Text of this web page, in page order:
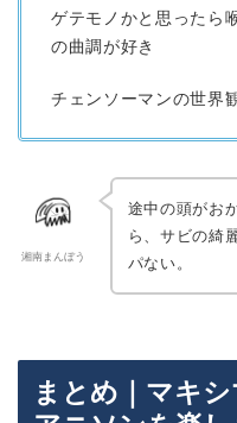
ゲテモノかと思ったら
の曲調が好き
チェンソーマンの世界
湘南まんぼう
途中の頭がお
ら、サビの綺
パない。
まとめ｜マキ